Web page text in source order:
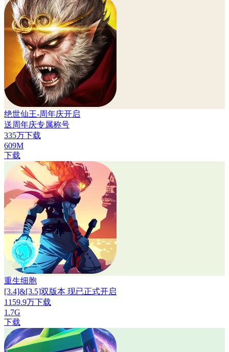
绝世仙王-周年庆开启
送周年庆专属称号
335万下载
609M
下载
重生细胞
[3.4]&[3.5]双版本 现已正式开启
1159.9万下载
1.7G
下载